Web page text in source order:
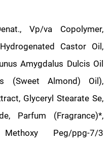
Vp/va Copolymer,
Castor Oil,
Amygdalus Dulcis Oil
(Sweet Almond) Oil),
Glyceryl Stearate Se,
Parfum (Fragrance)*,
Peg/ppg-7/3